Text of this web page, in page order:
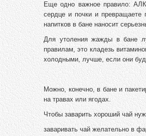
Еще одно важное правило:
сердце и почки и превращаете
напитков в бане наносит
Для утоления жажды в бане
правилам, это кладезь
холодными, лучше, если они
Можно, конечно, в бане и
на травах или ягодах.
Чтобы заварить хороший чай
заваривать чай желательно в